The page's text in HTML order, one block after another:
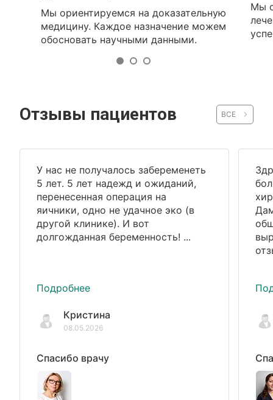
Мы ориентируемся на доказательную
медицину. Каждое назначение можем
обосновать научными данными.
Мы
Отзывы пациентов ВСЕ
У нас не получалось забеременеть
5 лет. 5 лет надежд и ожиданий,
перенесенная операция на
яичники, одно не удачное эко (в
другой клинике). И вот
долгожданная беременность! ...
Подробнее
Кристина
08.05.2026
Спасибо врачу